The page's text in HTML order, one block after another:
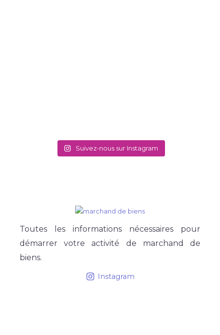
Suivez-nous sur Instagram
Toutes les informations nécessaires pour
démarrer votre activité de marchand de
biens.
Instagram